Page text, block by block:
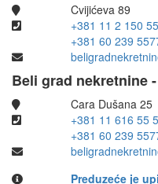
Cvijićeva 89
+381 11 2 150
+381 60 239
Beli grad nekretnine
Cara Dušana 25
+381 11 616 55
+381 60 239
Preduzeće je